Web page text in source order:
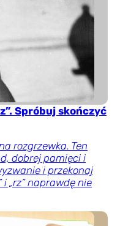
Spróbuj skończyć
rozgrzewka. Ten
dobrej pamięci i
i przekonaj
i „rz” naprawdę nie